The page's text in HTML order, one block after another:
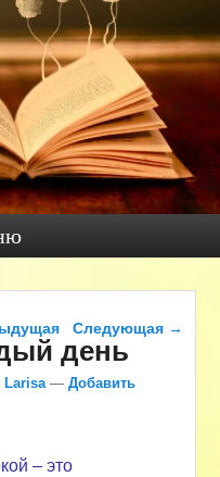
по записям
Следующая →
день
Larisa —Добавить
– это